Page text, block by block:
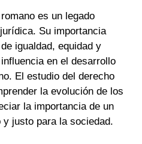
es un legado
Su importancia
igualdad, equidad y
en el desarrollo
El estudio del derecho
la evolución de los
la importancia de un
justo para la sociedad.